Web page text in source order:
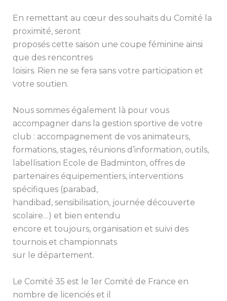
En remettant au cœur des souhaits du Comité la
proximité, seront
proposés cette saison une coupe féminine ainsi
que des rencontres
loisirs. Rien ne se fera sans votre participation et
votre soutien.
Nous sommes également là pour vous
accompagner dans la gestion sportive de votre
club : accompagnement de vos animateurs,
formations, stages, réunions d’information, outils,
labellisation Ecole de Badminton, offres de
partenaires équipementiers, interventions
spécifiques (parabad,
handibad, sensibilisation, journée découverte
scolaire…) et bien entendu
encore et toujours, organisation et suivi des
tournois et championnats
sur le département.
Le Comité 35 est le 1er Comité de France en
nombre de licenciés et il